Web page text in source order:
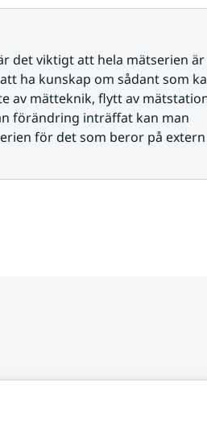
det viktigt att hela mätserien är
ha kunskap om sådant som
av mätteknik, flytt av
förändring inträffat kan man
för det som beror på extern